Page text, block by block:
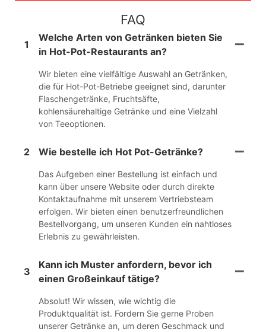
FAQ
1
Welche Arten von Getränken bieten Sie
in Hot-Pot-Restaurants an?
Wir bieten eine vielfältige Auswahl an Getränken,
die für Hot-Pot-Betriebe geeignet sind, darunter
Flaschengetränke, Fruchtsäfte,
kohlensäurehaltige Getränke und eine Vielzahl
von Teeoptionen.
2 Wie bestelle ich Hot Pot-Getränke?
Das Aufgeben einer Bestellung ist einfach und
kann über unsere Website oder durch direkte
Kontaktaufnahme mit unserem Vertriebsteam
erfolgen. Wir bieten einen benutzerfreundlichen
Bestellvorgang, um unseren Kunden ein nahtloses
Erlebnis zu gewährleisten.
3
Kann ich Muster anfordern, bevor ich
einen Großeinkauf tätige?
Absolut! Wir wissen, wie wichtig die
Produktqualität ist. Fordern Sie gerne Proben
unserer Getränke an, um deren Geschmack und